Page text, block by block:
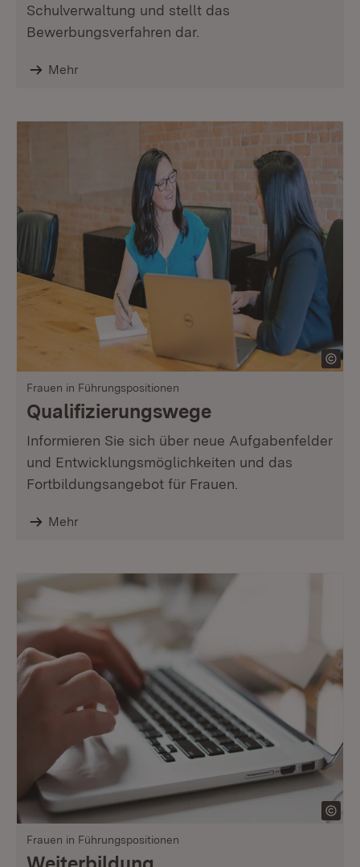
Schulverwaltung und stellt das
Bewerbungsverfahren dar.
Mehr
Frauen in Führungspositionen
Qualifizierungswege
Informieren Sie sich über neue Aufgabenfelder
und Entwicklungsmöglichkeiten und das
Fortbildungsangebot für Frauen.
Mehr
Frauen in Führungspositionen